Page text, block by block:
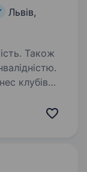
Львів,
Також
клубів
у 2013